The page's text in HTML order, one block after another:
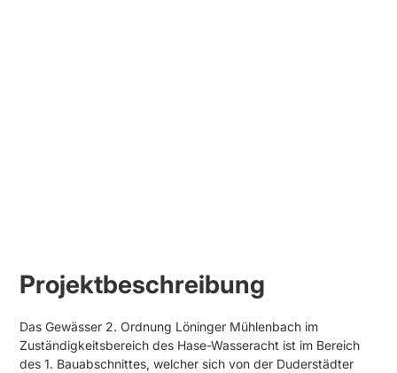
Projektbeschreibung
Das Gewässer 2. Ordnung Löninger Mühlenbach im
Zuständigkeitsbereich des Hase-Wasseracht ist im Bereich
des 1. Bauabschnittes, welcher sich von der Duderstädter